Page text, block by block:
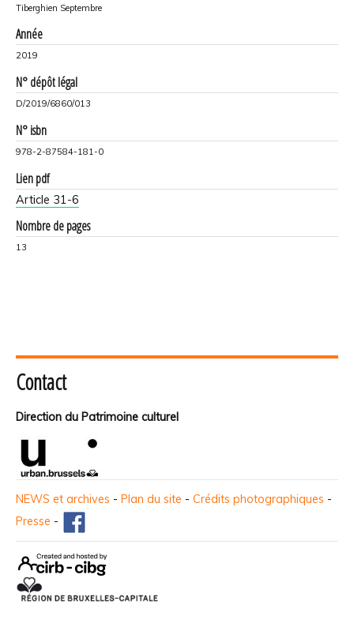
Tiberghien Septembre
Année
2019
N° dépôt légal
D/2019/6860/013
N° isbn
978-2-87584-181-0
Lien pdf
Article 31-6
Nombre de pages
13
Contact
Direction du Patrimoine culturel
NEWS et archives - Plan du site - Crédits photographiques -
Presse -